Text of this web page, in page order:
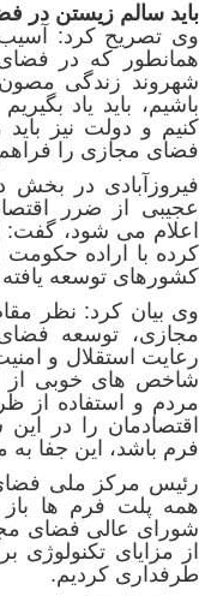
باید سالم زیستن در
همانطور که در
شهروند زندگی
باشیم، باید یاد
کنیم و دولت نیز
فضای مجازی را
فیروزآبادی در بخش
عجیبی از ضرر
اعلام می شود، گفت:
کرده با اراده حکومت
کشورهای توسعه
وی بیان کرد: نظر
مجازی، توسعه
رعایت استقلال و
شاخص های خوبی از
مردم و استفاده از
اقتصادمان را در
فرم باشد، این جفا
رئیس مرکز ملی
همه پلت فرم ها
شورای عالی فضای
از مزایای
طرفداری کردیم.